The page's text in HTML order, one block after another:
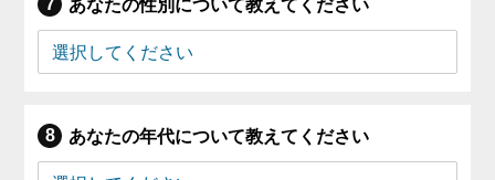
あなたの性別について教えてください
あなたの年代について教えてください